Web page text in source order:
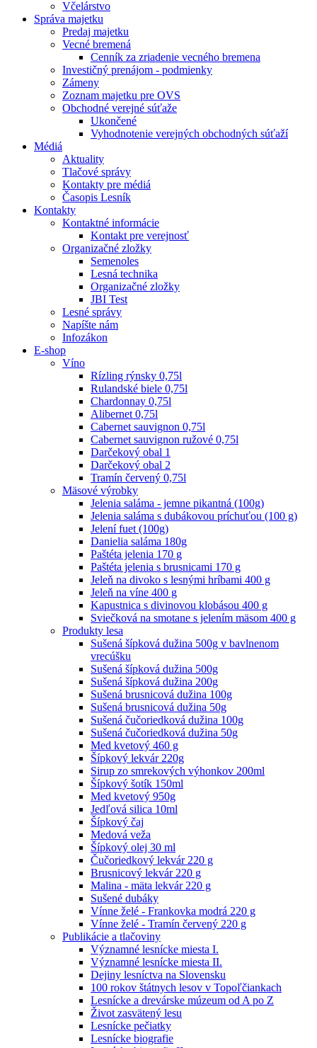
Včelárstvo
Správa majetku
Predaj majetku
Vecné bremená
Cenník za zriadenie vecného bremena
Investičný prenájom - podmienky
Zámeny
Zoznam majetku pre OVS
Obchodné verejné súťaže
Ukončené
Vyhodnotenie verejných obchodných súťaží
Médiá
Aktuality
Tlačové správy
Kontakty pre médiá
Časopis Lesník
Kontakty
Kontaktné informácie
Kontakt pre verejnosť
Organizačné zložky
Semenoles
Lesná technika
Organizačné zložky
JBI Test
Lesné správy
Napíšte nám
Infozákon
E-shop
Víno
Rízling rýnsky 0,75l
Rulandské biele 0,75l
Chardonnay 0,75l
Alibernet 0,75l
Cabernet sauvignon 0,75l
Cabernet sauvignon ružové 0,75l
Darčekový obal 1
Darčekový obal 2
Tramín červený 0,75l
Mäsové výrobky
Jelenia saláma - jemne pikantná (100g)
Jelenia saláma s dubákovou príchuťou (100 g)
Jelení fuet (100g)
Danielia saláma 180g
Paštéta jelenia 170 g
Paštéta jelenia s brusnicami 170 g
Jeleň na divoko s lesnými hríbami 400 g
Jeleň na víne 400 g
Kapustnica s divinovou klobásou 400 g
Sviečková na smotane s jelením mäsom 400 g
Produkty lesa
Sušená šípková dužina 500g v bavlnenom
vrecúšku
Sušená šípková dužina 500g
Sušená šípková dužina 200g
Sušená brusnicová dužina 100g
Sušená brusnicová dužina 50g
Sušená čučoriedková dužina 100g
Sušená čučoriedková dužina 50g
Med kvetový 460 g
Šípkový lekvár 220g
Sirup zo smrekových výhonkov 200ml
Šípkový šotík 150ml
Med kvetový 950g
Jedľová silica 10ml
Šípkový čaj
Medová veža
Šípkový olej 30 ml
Čučoriedkový lekvár 220 g
Brusnicový lekvár 220 g
Malina - mäta lekvár 220 g
Sušené dubáky
Vínne želé - Frankovka modrá 220 g
Vínne želé - Tramín červený 220 g
Publikácie a tlačoviny
Významné lesnícke miesta I.
Významné lesnícke miesta II.
Dejiny lesníctva na Slovensku
100 rokov štátnych lesov v Topoľčiankach
Lesnícke a drevárske múzeum od A po Z
Život zasvätený lesu
Lesnícke pečiatky
Lesnícke biografie